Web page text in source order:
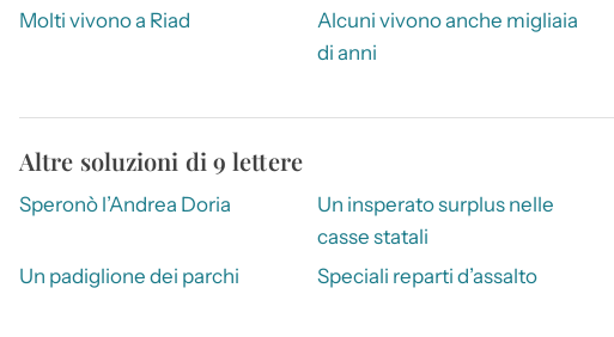
Molti vivono a Riad
Alcuni vivono anche migliaia
di anni
Altre soluzioni di 9 lettere
Speronò l’Andrea Doria
Un insperato surplus nelle
casse statali
Un padiglione dei parchi
Speciali reparti d’assalto